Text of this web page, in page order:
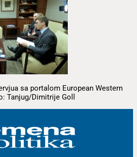
sa portalom European Western
Tanjug/Dimitrije Goll